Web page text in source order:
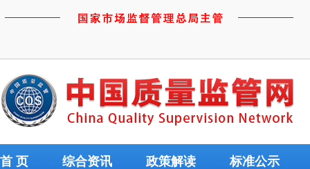
首 页 综合资讯 政策解读 标准公示